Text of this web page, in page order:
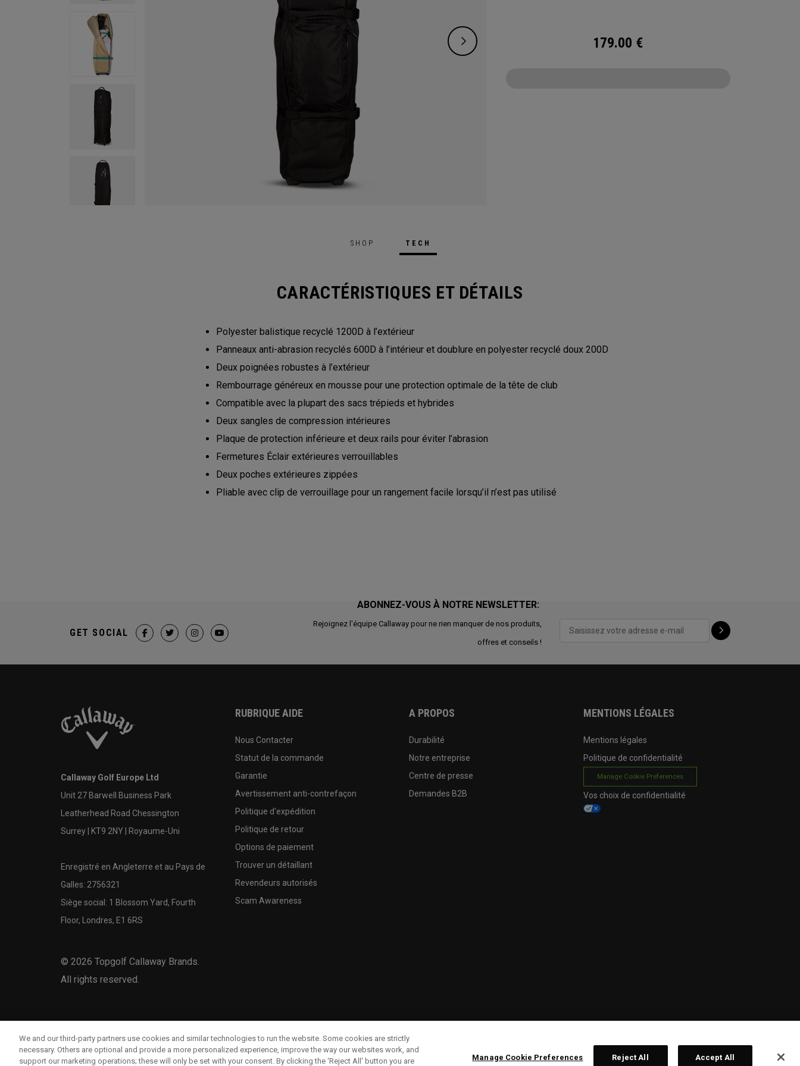
179.00 €
SHOP TECH
CARACTÉRISTIQUES ET DÉTAILS
Polyester balistique recyclé 1200D à l’extérieur
Panneaux anti-abrasion recyclés 600D à l’intérieur et doublure en polyester recyclé doux 200D
Deux poignées robustes à l’extérieur
Rembourrage généreux en mousse pour une protection optimale de la tête de club
Compatible avec la plupart des sacs trépieds et hybrides
Deux sangles de compression intérieures
Plaque de protection inférieure et deux rails pour éviter l’abrasion
Fermetures Éclair extérieures verrouillables
Deux poches extérieures zippées
Pliable avec clip de verrouillage pour un rangement facile lorsqu’il n’est pas utilisé
ABONNEZ-VOUS À NOTRE NEWSLETTER:
Rejoignez l'équipe Callaway pour ne rien manquer de nos produits,
offres et conseils !
GET SOCIAL
Callaway Golf Europe Ltd
Unit 27 Barwell Business Park
Leatherhead Road Chessington
Surrey | KT9 2NY | Royaume-Uni
Enregistré en Angleterre et au Pays de
Galles: 2756321
Siège social: 1 Blossom Yard, Fourth
Floor, Londres, E1 6RS
© 2026 Topgolf Callaway Brands.
All rights reserved.
RUBRIQUE AIDE
Nous Contacter
Statut de la commande
Garantie
Avertissement anti-contrefaçon
Politique d'expédition
Politique de retour
Options de paiement
Trouver un détaillant
Revendeurs autorisés
Scam Awareness
A PROPOS
Durabilité
Notre entreprise
Centre de presse
Demandes B2B
MENTIONS LÉGALES
Mentions légales
Politique de confidentialité
Manage Cookie Preferences
Vos choix de confidentialité
We and our third-party partners use cookies and similar technologies to run the website. Some cookies are strictly
necessary. Others are optional and provide a more personalized experience, improve the way our websites work, and
support our marketing operations; these will only be set with your consent. By clicking the ‘Reject All' button you are
Manage Cookie Preferences Reject All Accept All